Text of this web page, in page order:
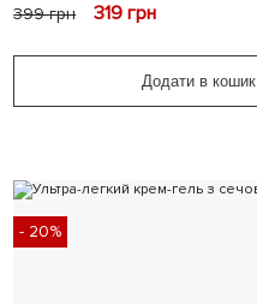
399грн 319грн
Додати в кошик
- 20%